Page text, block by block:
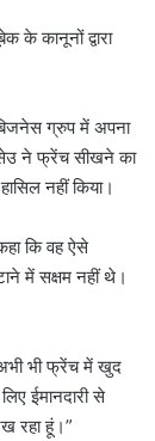
के कानूनों द्वारा
ग्रुप में अपना
ने फ्रेंच सीखने का
नहीं किया।
कि वह ऐसे
में सक्षम नहीं थे।
अभी भी फ्रेंच में खुद
ईमानदारी से
रहा हूं।”